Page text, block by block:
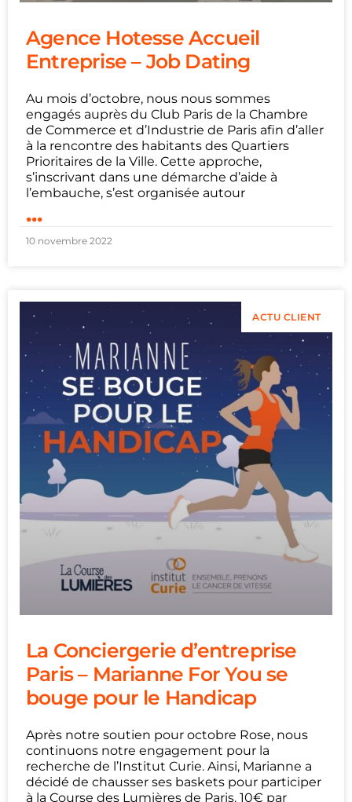
Agence Hotesse Accueil
Entreprise – Job Dating
Au mois d’octobre, nous nous sommes
engagés auprès du Club Paris de la Chambre
de Commerce et d’Industrie de Paris afin d’aller
à la rencontre des habitants des Quartiers
Prioritaires de la Ville. Cette approche,
s’inscrivant dans une démarche d’aide à
l’embauche, s’est organisée autour
...
10 novembre 2022
ACTU CLIENT
La Conciergerie d’entreprise
Paris – Marianne For You se
bouge pour le Handicap
Après notre soutien pour octobre Rose, nous
continuons notre engagement pour la
recherche de l’Institut Curie. Ainsi, Marianne a
décidé de chausser ses baskets pour participer
à la Course des Lumières de Paris. 10€ par